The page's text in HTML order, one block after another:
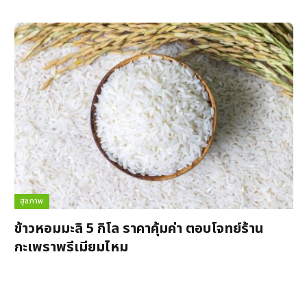
สุขภาพ
ข้าวหอมมะลิ 5 กิโล ราคาคุ้มค่า ตอบโจทย์ร้าน
กะเพราพรีเมียมไหม